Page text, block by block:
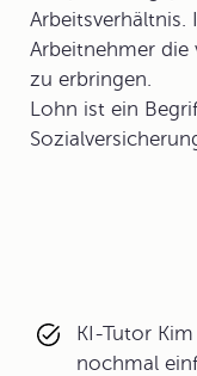
Arbeitsverhältnis.
Arbeitnehmer die
zu erbringen.
Lohn ist ein
KI-Tutor
nochmal